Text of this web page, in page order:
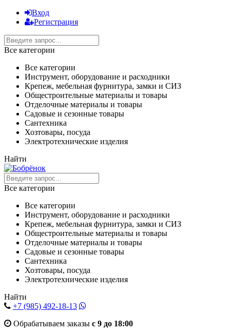
Вход
Регистрация
Все категории
Все категории
Инструмент, оборудование и расходники
Крепеж, мебельная фурнитура, замки и СИЗ
Общестроительные материалы и товары
Отделочные материалы и товары
Садовые и сезонные товары
Сантехника
Хозтовары, посуда
Электротехнические изделия
Найти
Все категории
Все категории
Инструмент, оборудование и расходники
Крепеж, мебельная фурнитура, замки и СИЗ
Общестроительные материалы и товары
Отделочные материалы и товары
Садовые и сезонные товары
Сантехника
Хозтовары, посуда
Электротехнические изделия
Найти
+7 (985) 492-18-13
Обрабатываем заказы с 9 до 18:00